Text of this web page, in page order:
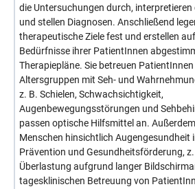
die Untersuchungen durch, interpretieren
und stellen Diagnosen. Anschließend
therapeutische Ziele fest und erstellen
Bedürfnisse ihrer PatientInnen
Therapiepläne. Sie betreuen PatientInnen
Altersgruppen mit Seh- und
z. B. Schielen, Schwachsichtigkeit,
Augenbewegungsstörungen und
passen optische Hilfsmittel an.
Menschen hinsichtlich Augengesundheit
Prävention und Gesundheitsförderung, z.
Überlastung aufgrund langer
tagesklinischen Betreuung von